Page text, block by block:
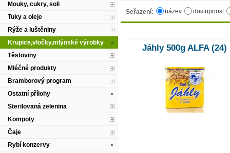
Seřazení: název dostupnost
Jáhly 500g ALFA (24)
Mouky, cukry, soli
Tuky a oleje
Rýže a luštěniny
Krupice,vločky,mlýnské výrobky
Těstoviny
Mléčné produkty
Bramborový program
Ostatní přílohy
Sterilovaná zelenina
Kompoty
Čaje
Rybí konzervy